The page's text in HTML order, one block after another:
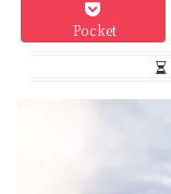
Pocket